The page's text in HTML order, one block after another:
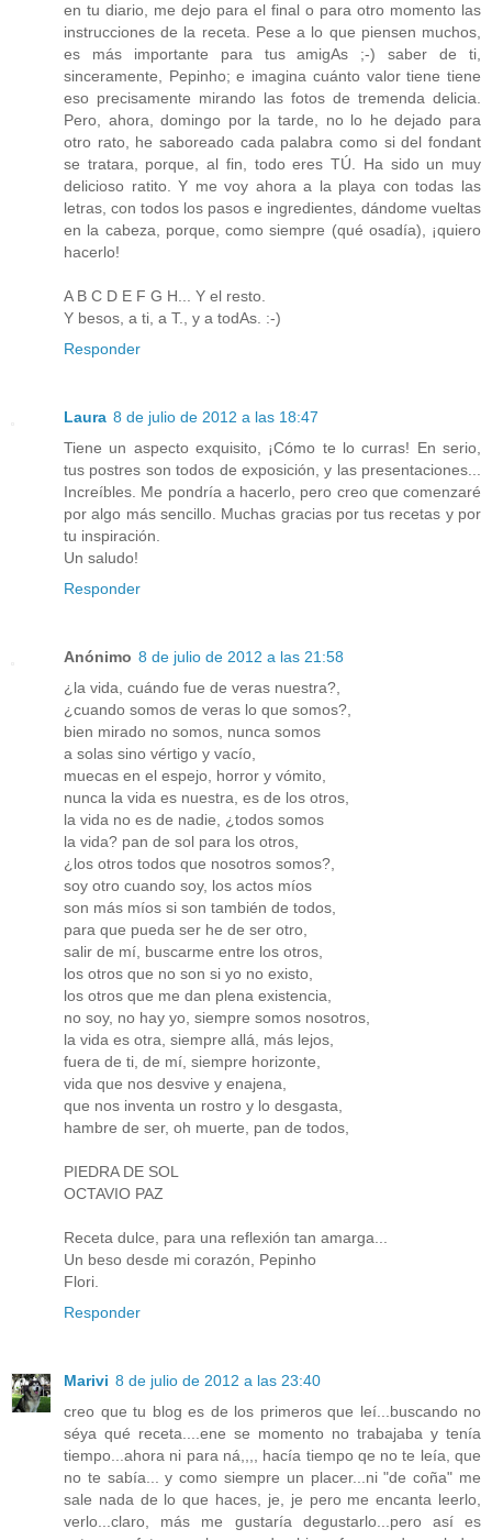
en tu diario, me dejo para el final o para otro momento las
instrucciones de la receta. Pese a lo que piensen muchos,
es más importante para tus amigAs ;-) saber de ti,
sinceramente, Pepinho; e imagina cuánto valor tiene tiene
eso precisamente mirando las fotos de tremenda delicia.
Pero, ahora, domingo por la tarde, no lo he dejado para
otro rato, he saboreado cada palabra como si del fondant
se tratara, porque, al fin, todo eres TÚ. Ha sido un muy
delicioso ratito. Y me voy ahora a la playa con todas las
letras, con todos los pasos e ingredientes, dándome vueltas
en la cabeza, porque, como siempre (qué osadía), ¡quiero
hacerlo!
A B C D E F G H... Y el resto.
Y besos, a ti, a T., y a todAs. :-)
Responder
Laura 8 de julio de 2012 a las 18:47
Tiene un aspecto exquisito, ¡Cómo te lo curras! En serio,
tus postres son todos de exposición, y las presentaciones...
Increíbles. Me pondría a hacerlo, pero creo que comenzaré
por algo más sencillo. Muchas gracias por tus recetas y por
tu inspiración.
Un saludo!
Responder
Anónimo 8 de julio de 2012 a las 21:58
¿la vida, cuándo fue de veras nuestra?,
¿cuando somos de veras lo que somos?,
bien mirado no somos, nunca somos
a solas sino vértigo y vacío,
muecas en el espejo, horror y vómito,
nunca la vida es nuestra, es de los otros,
la vida no es de nadie, ¿todos somos
la vida? pan de sol para los otros,
¿los otros todos que nosotros somos?,
soy otro cuando soy, los actos míos
son más míos si son también de todos,
para que pueda ser he de ser otro,
salir de mí, buscarme entre los otros,
los otros que no son si yo no existo,
los otros que me dan plena existencia,
no soy, no hay yo, siempre somos nosotros,
la vida es otra, siempre allá, más lejos,
fuera de ti, de mí, siempre horizonte,
vida que nos desvive y enajena,
que nos inventa un rostro y lo desgasta,
hambre de ser, oh muerte, pan de todos,
PIEDRA DE SOL
OCTAVIO PAZ
Receta dulce, para una reflexión tan amarga...
Un beso desde mi corazón, Pepinho
Flori.
Responder
Marivi 8 de julio de 2012 a las 23:40
creo que tu blog es de los primeros que leí...buscando no
séya qué receta....ene se momento no trabajaba y tenía
tiempo...ahora ni para ná,,,, hacía tiempo qe no te leía, que
no te sabía... y como siempre un placer...ni "de coña" me
sale nada de lo que haces, je, je pero me encanta leerlo,
verlo...claro, más me gustaría degustarlo...pero así es